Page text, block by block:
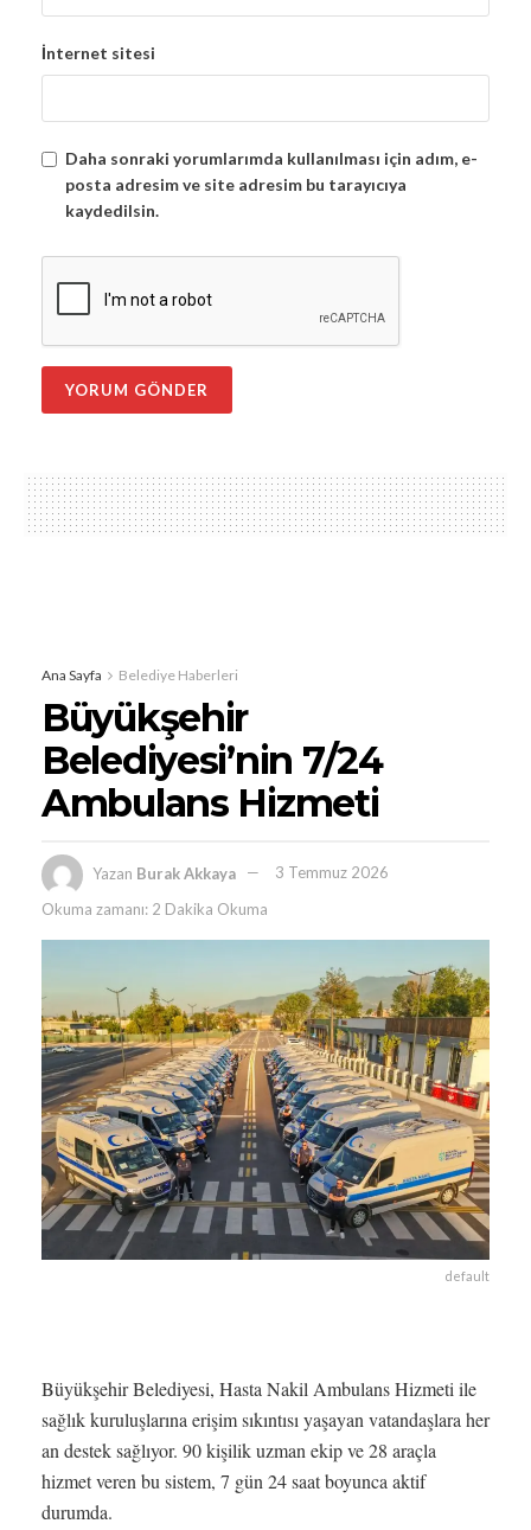
İnternet sitesi
Daha sonraki yorumlarımda kullanılması için adım, e-
posta adresim ve site adresim bu tarayıcıya
kaydedilsin.
Ana Sayfa Belediye Haberleri
Büyükşehir
Belediyesi’nin 7/24
Ambulans Hizmeti
Yazan Burak Akkaya
3 Temmuz 2026
Okuma zamanı: 2 Dakika Okuma
default
Büyükşehir Belediyesi, Hasta Nakil Ambulans Hizmeti ile
sağlık kuruluşlarına erişim sıkıntısı yaşayan vatandaşlara her
an destek sağlıyor. 90 kişilik uzman ekip ve 28 araçla
hizmet veren bu sistem, 7 gün 24 saat boyunca aktif
durumda.